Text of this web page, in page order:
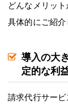
どんなメリッ
具体的にご紹介
導入の大
定的な利
請求代行サー